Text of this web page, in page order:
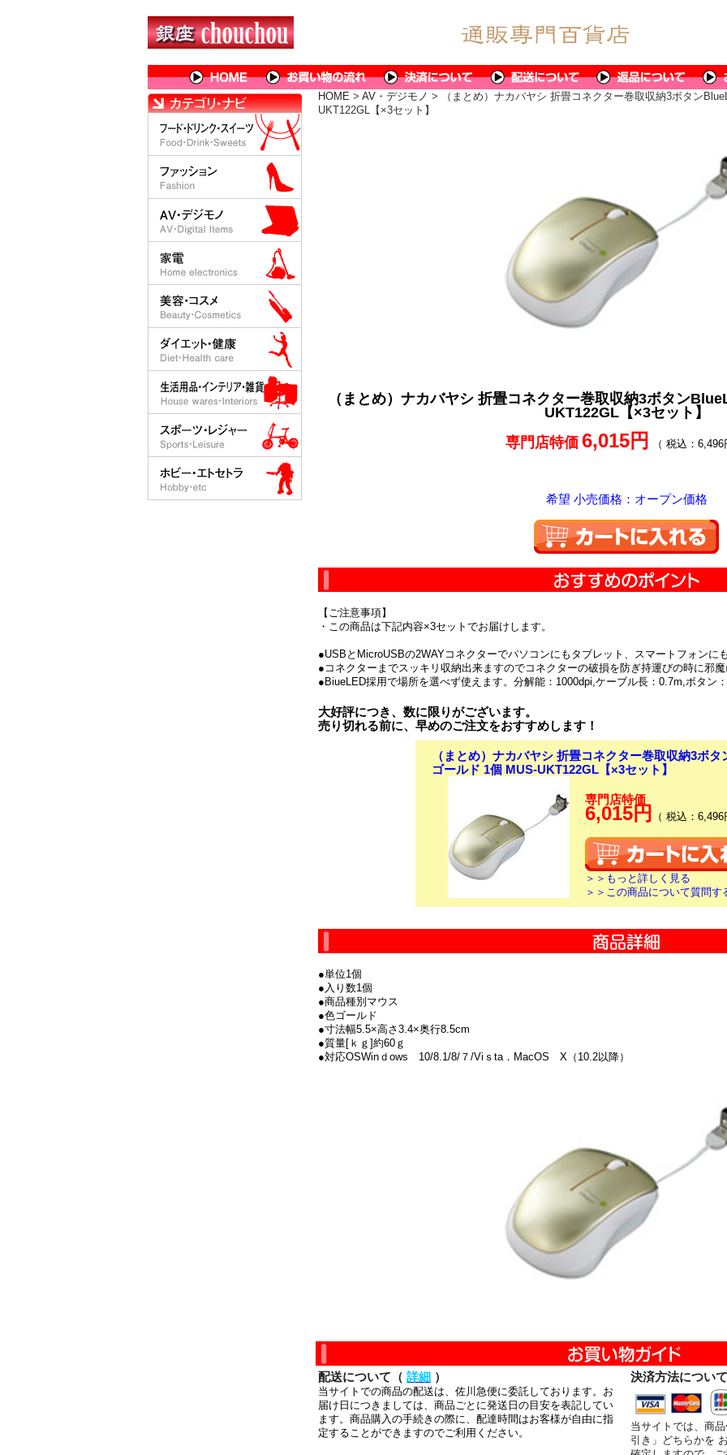
HOME > AV・デジモノ > （まとめ）ナカバヤシ 折畳コネクター巻取収納3ボタン
UKT122GL【×3セット】
（まとめ）ナカバヤシ 折畳コネクター巻取収納3ボタン
UKT122GL【×3セット】
専門店特価 6,015円 （ 税込：6,496
希望 小売価格：オープン価格
【ご注意事項】
・この商品は下記内容×3セットでお届けします。
●USBとMicroUSBの2WAYコネクターでパソコンにもタブレット、スマートフォンに
●コネクターまでスッキリ収納出来ますのでコネクターの破損を防ぎ持運びの時に邪魔
●BiueLED採用で場所を選べず使えます。分解能：1000dpi,ケーブル長：0.7m,ボタン
大好評につき、数に限りがございます。
売り切れる前に、早めのご注文をおすすめします！
（まとめ）ナカバヤシ 折畳コネクター巻取収納3ボ
ゴールド 1個 MUS-UKT122GL【×3セット】
専門店特価
6,015円 （ 税込：6,496
＞＞もっと詳しく見る
＞＞この商品について質問す
●単位1個
●入り数1個
●商品種別マウス
●色ゴールド
●寸法幅5.5×高さ3.4×奥行8.5cm
●質量[ｋｇ]約60ｇ
●対応OSWinｄows 10/8.1/8/７/Viｓta．MacOS X（10.2以降）
配送について（ 詳細 ）
当サイトでの商品の配送は、佐川急便に委託しております。お
届け日につきましては、商品ごとに発送日の目安を表記してい
ます。商品購入の手続きの際に、配達時間はお客様が自由に指
定することができますのでご利用ください。
決済方法につい
当サイトでは、商
引き」どちらかを